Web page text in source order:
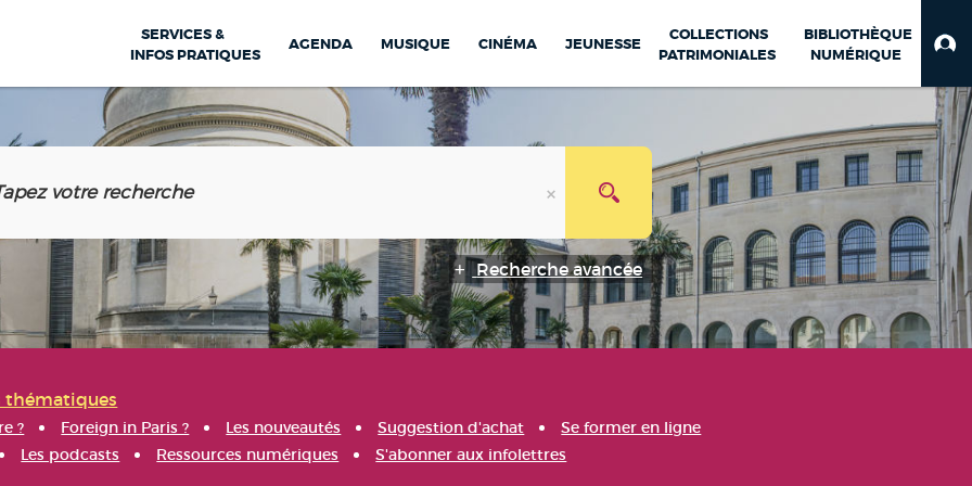
SERVICES &
INFOS PRATIQUES
AGENDA MUSIQUE CINÉMA JEUNESSE
COLLECTIONS
PATRIMONIALES
BIBLIOTHÈQUE
NUMÉRIQUE
Recherche avancée
thématiques
? Foreign in Paris ? Les nouveautés Suggestion d'achat
Se former en ligne
Les podcasts Ressources numériques S'abonner aux infolettres